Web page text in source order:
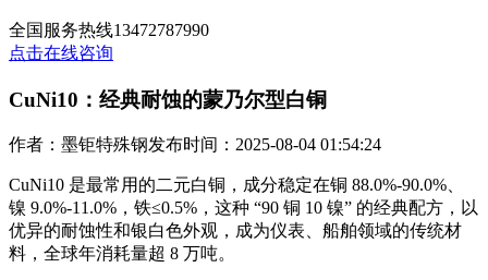
全国服务热线13472787990
点击在线咨询
CuNi10：经典耐蚀的蒙乃尔型白铜
作者：墨钜特殊钢发布时间：2025-08-04 01:54:24
CuNi10 是最常用的二元白铜，成分稳定在铜 88.0%-90.0%、
镍 9.0%-11.0%，铁≤0.5%，这种 “90 铜 10 镍” 的经典配方，以
优异的耐蚀性和银白色外观，成为仪表、船舶领域的传统材
料，全球年消耗量超 8 万吨。